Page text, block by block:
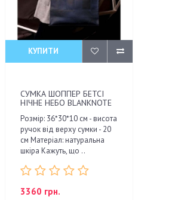
КУПИТИ
СУМКА ШОППЕР БЕТСІ
НІЧНЕ НЕБО BLANKNOTE
Розмір: 36*30*10 см - висота
ручок від верху сумки - 20
см Матеріал: натуральна
шкіра Кажуть, що ..
3360 грн.